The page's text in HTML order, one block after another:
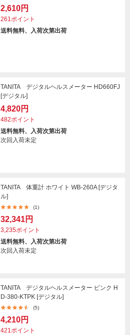
2,610円
261ポイント
送料無料、入荷次第出荷
TANITA デジタルヘルスメーター HD660FJ
[デジタル]
4,820円
482ポイント
送料無料、入荷次第出荷
次回入荷未定
TANITA 体重計 ホワイト WB-260A [デジタ
ル]
(1)
32,341円
3,235ポイント
送料無料、入荷次第出荷
次回入荷未定
TANITA デジタルヘルスメーター ピンク H
D-380-KTPK [デジタル]
(5)
4,210円
421ポイント